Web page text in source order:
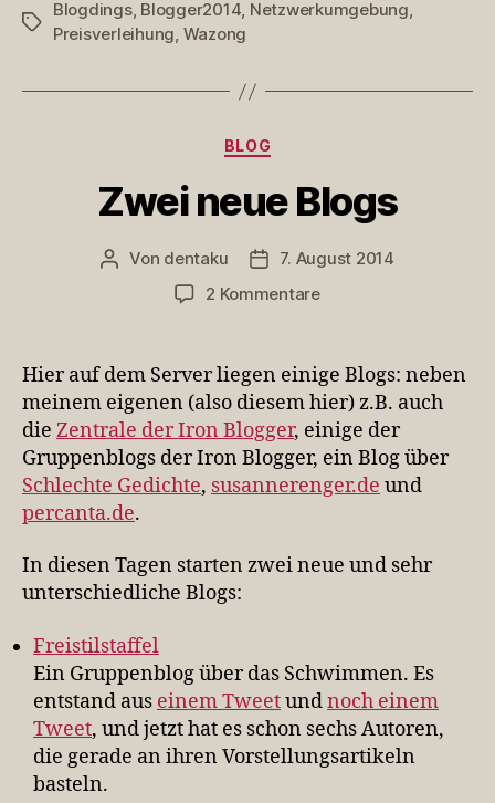
Schlagwörter
Blogdings, Blogger2014, Netzwerkumgebung,
Preisverleihung, Wazong
Kategorien
BLOG
Zwei neue Blogs
Beitragsautor
Von dentaku Veröffentlichungsdatum
7. August 2014
2 Kommentarezu
Blogs
Hier auf dem Server liegen einige Blogs: neben
meinem eigenen (also diesem hier) z.B. auch
die Zentrale der Iron Blogger, einige der
Gruppenblogs der Iron Blogger, ein Blog über
Schlechte Gedichte, susannerenger.de und
percanta.de.
In diesen Tagen starten zwei neue und sehr
unterschiedliche Blogs:
Freistilstaffel
Ein Gruppenblog über das Schwimmen. Es
entstand aus einem Tweetundnoch einem
Tweet, und jetzt hat es schon sechs Autoren,
die gerade an ihren Vorstellungsartikeln
basteln.